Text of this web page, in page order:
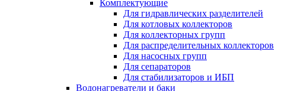
Комплектующие
Для гидравлических разделителей
Для котловых коллекторов
Для коллекторных групп
Для распределительных коллекторов
Для насосных групп
Для сепараторов
Для стабилизаторов и ИБП
Водонагреватели и баки